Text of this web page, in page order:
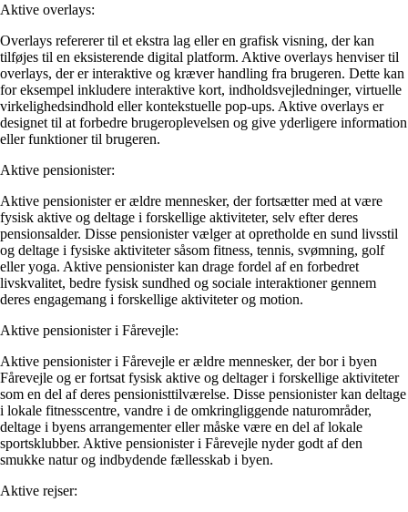
Aktive overlays:
Overlays refererer til et ekstra lag eller en grafisk visning, der kan
tilføjes til en eksisterende digital platform. Aktive overlays henviser til
overlays, der er interaktive og kræver handling fra brugeren. Dette kan
for eksempel inkludere interaktive kort, indholdsvejledninger, virtuelle
virkelighedsindhold eller kontekstuelle pop-ups. Aktive overlays er
designet til at forbedre brugeroplevelsen og give yderligere information
eller funktioner til brugeren.
Aktive pensionister:
Aktive pensionister er ældre mennesker, der fortsætter med at være
fysisk aktive og deltage i forskellige aktiviteter, selv efter deres
pensionsalder. Disse pensionister vælger at opretholde en sund livsstil
og deltage i fysiske aktiviteter såsom fitness, tennis, svømning, golf
eller yoga. Aktive pensionister kan drage fordel af en forbedret
livskvalitet, bedre fysisk sundhed og sociale interaktioner gennem
deres engagemang i forskellige aktiviteter og motion.
Aktive pensionister i Fårevejle:
Aktive pensionister i Fårevejle er ældre mennesker, der bor i byen
Fårevejle og er fortsat fysisk aktive og deltager i forskellige aktiviteter
som en del af deres pensionisttilværelse. Disse pensionister kan deltage
i lokale fitnesscentre, vandre i de omkringliggende naturområder,
deltage i byens arrangementer eller måske være en del af lokale
sportsklubber. Aktive pensionister i Fårevejle nyder godt af den
smukke natur og indbydende fællesskab i byen.
Aktive rejser: